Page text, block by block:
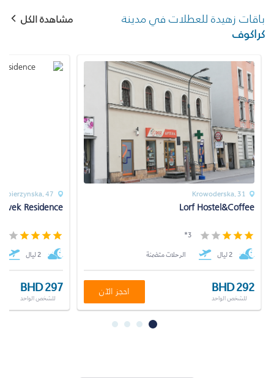
باقات زهيدة للعطلات في مدينة
كراكوف
مشاهدة الكل
47
Residence
2 ليال
BHD 297
للشخص الواحد
Krowoderska, 31
Lorf Hostel&Coffee
3*
2 ليال الرحلات متضمنة
BHD 292
للشخص الواحد
احجز الآن